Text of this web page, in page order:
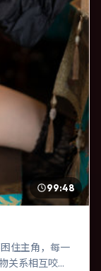
99:48
住主角，每一
关系相互咬